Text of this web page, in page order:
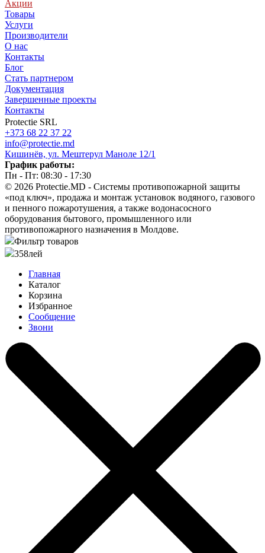
Акции
Товары
Услуги
Производители
О нас
Контакты
Блог
Стать партнером
Документация
Завершенные проекты
Контакты
Protectie SRL
+373 68 22 37 22
info@protectie.md
Кишинёв, ул. Мештерул Маноле 12/1
График работы:
Пн - Пт: 08:30 - 17:30
© 2026 Protectie.MD - Системы противопожарной защиты
«под ключ», продажа и монтаж установок водяного, газового
и пенного пожаротушения, а также водонасосного
оборудования бытового, промышленного или
противопожарного назначения в Молдове.
Фильтр товаров
358лей
Главная
Каталог
Корзина
Избранное
Сообщение
Звони